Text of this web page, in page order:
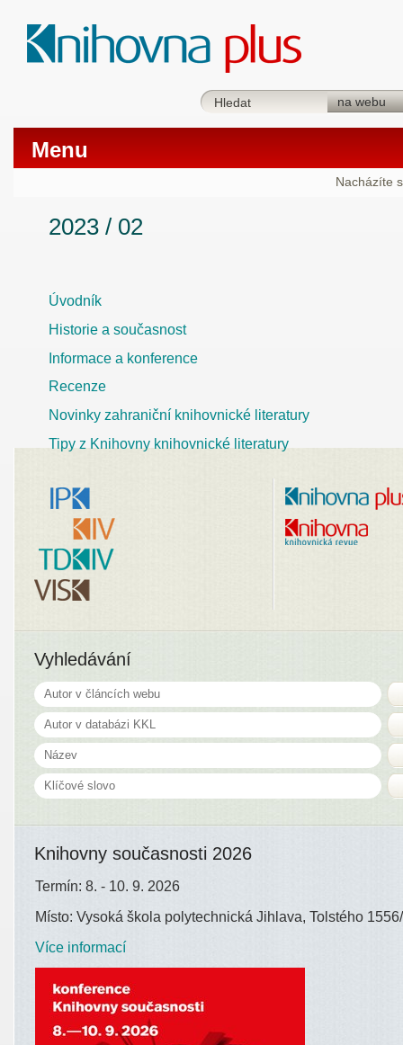
Menu
Nacházíte
2023 / 02
Úvodník
Historie a současnost
Informace a konference
Recenze
Novinky zahraniční knihovnické literatury
Tipy z Knihovny knihovnické literatury
Vyhledávání
Knihovny současnosti 2026
Termín: 8. - 10. 9. 2026
Místo: Vysoká škola polytechnická Jihlava, Tolstého
Více informací